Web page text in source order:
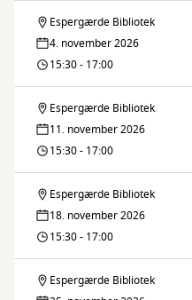
Café
Danish
Language
Café
Dansk
Sprogcafé
Danish
Language
Café
Espergærde Bibliotek
4. november 2026
15:30 - 17:00
Dansk
Sprogcafé
Danish
Language
Café
Espergærde Bibliotek
11. november 2026
15:30 - 17:00
Dansk
Sprogcafé
Espergærde Bibliotek
18. november 2026
15:30 - 17:00
Dansk
Espergærde Bibliotek